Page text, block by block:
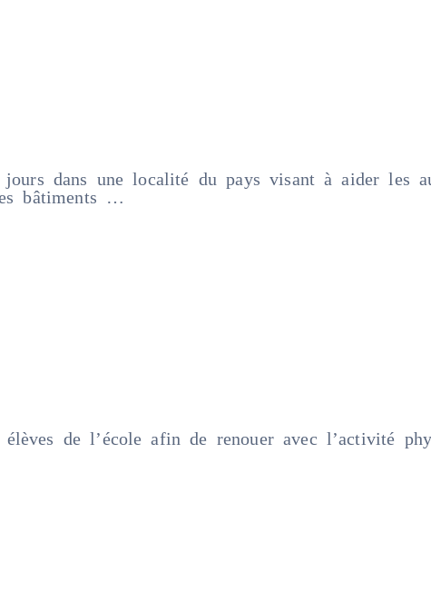
dans une localité du pays visant à aider les
bâtiments …
de l’école afin de renouer avec l’activité